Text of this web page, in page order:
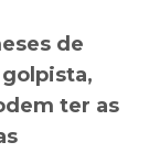
de
ter as